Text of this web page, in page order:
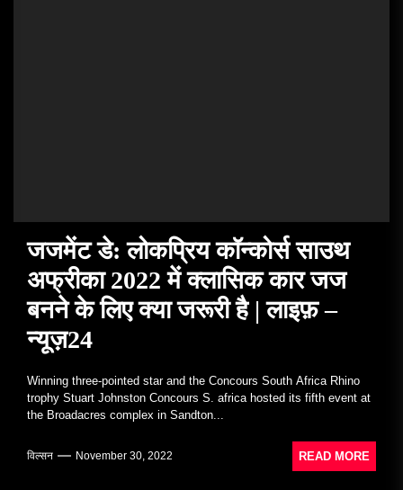
जजमेंट डे: लोकप्रिय कॉन्कोर्स साउथ
अफ्रीका 2022 में क्लासिक कार जज
बनने के लिए क्या जरूरी है | लाइफ़ –
न्यूज़24
Winning three-pointed star and the Concours South Africa Rhino
trophy Stuart Johnston Concours S. africa hosted its fifth event at
the Broadacres complex in Sandton...
विल्सन November 30, 2022 READ MORE